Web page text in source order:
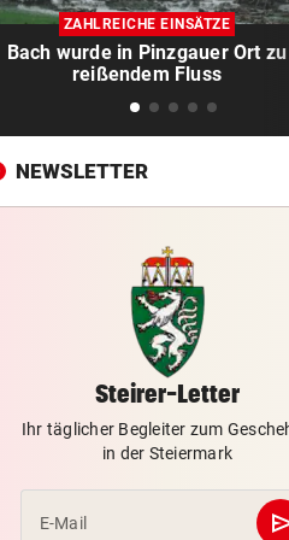
das wirklich?
PINKELNIG VOR COMEBACK
„Habe so viel Kraft wie schon
lange nicht mehr“
seine Pornosucht
FOLGE VON SAMSTAG
Täglich fitter: Diese 20
Nach Rissen: Wolf im Tiroler
HOFFNUNG FÜR PATIENTEN vor 2
ZAHLREICHE EINSÄTZE
Bach wurde in Pinzgauer Ort zu
reißendem Fluss
NEWSLETTER
Steirer-Letter
Ihr täglicher Begleiter zum
in der Steiermark
E-Mail